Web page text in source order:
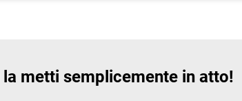
metti semplicemente in atto!